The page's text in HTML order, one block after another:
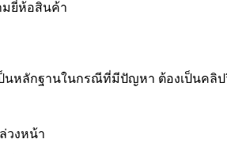
มยี่ห้อสินค้า
นหลักฐานในกรณีที่มีปัญหา ต้องเป็นคลิ
วงหน้า